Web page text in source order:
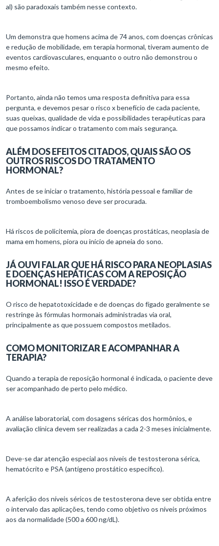
al) são paradoxais também nesse contexto.
Um demonstra que homens acima de 74 anos, com doenças crônicas
e redução de mobilidade, em terapia hormonal, tiveram aumento de
eventos cardiovasculares, enquanto o outro não demonstrou o
mesmo efeito.
Portanto, ainda não temos uma resposta definitiva para essa
pergunta, e devemos pesar o risco x benefício de cada paciente,
suas queixas, qualidade de vida e possibilidades terapêuticas para
que possamos indicar o tratamento com mais segurança.
ALÉM DOS EFEITOS CITADOS, QUAIS SÃO OS
OUTROS RISCOS DO TRATAMENTO
HORMONAL?
Antes de se iniciar o tratamento, história pessoal e familiar de
tromboembolismo venoso deve ser procurada.
Há riscos de policitemia, piora de doenças prostáticas, neoplasia de
mama em homens, piora ou início de apneia do sono.
JÁ OUVI FALAR QUE HÁ RISCO PARA NEOPLASIAS
E DOENÇAS HEPÁTICAS COM A REPOSIÇÃO
HORMONAL! ISSO É VERDADE?
O risco de hepatotoxicidade e de doenças do fígado geralmente se
restringe às fórmulas hormonais administradas via oral,
principalmente as que possuem compostos metilados.
COMO MONITORIZAR E ACOMPANHAR A
TERAPIA?
Quando a terapia de reposição hormonal é indicada, o paciente deve
ser acompanhado de perto pelo médico.
A análise laboratorial, com dosagens séricas dos hormônios, e
avaliação clínica devem ser realizadas a cada 2-3 meses inicialmente.
Deve-se dar atenção especial aos níveis de testosterona sérica,
hematócrito e PSA (antígeno prostático específico).
A aferição dos níveis séricos de testosterona deve ser obtida entre
o intervalo das aplicações, tendo como objetivo os níveis próximos
aos da normalidade (500 a 600 ng/dL).